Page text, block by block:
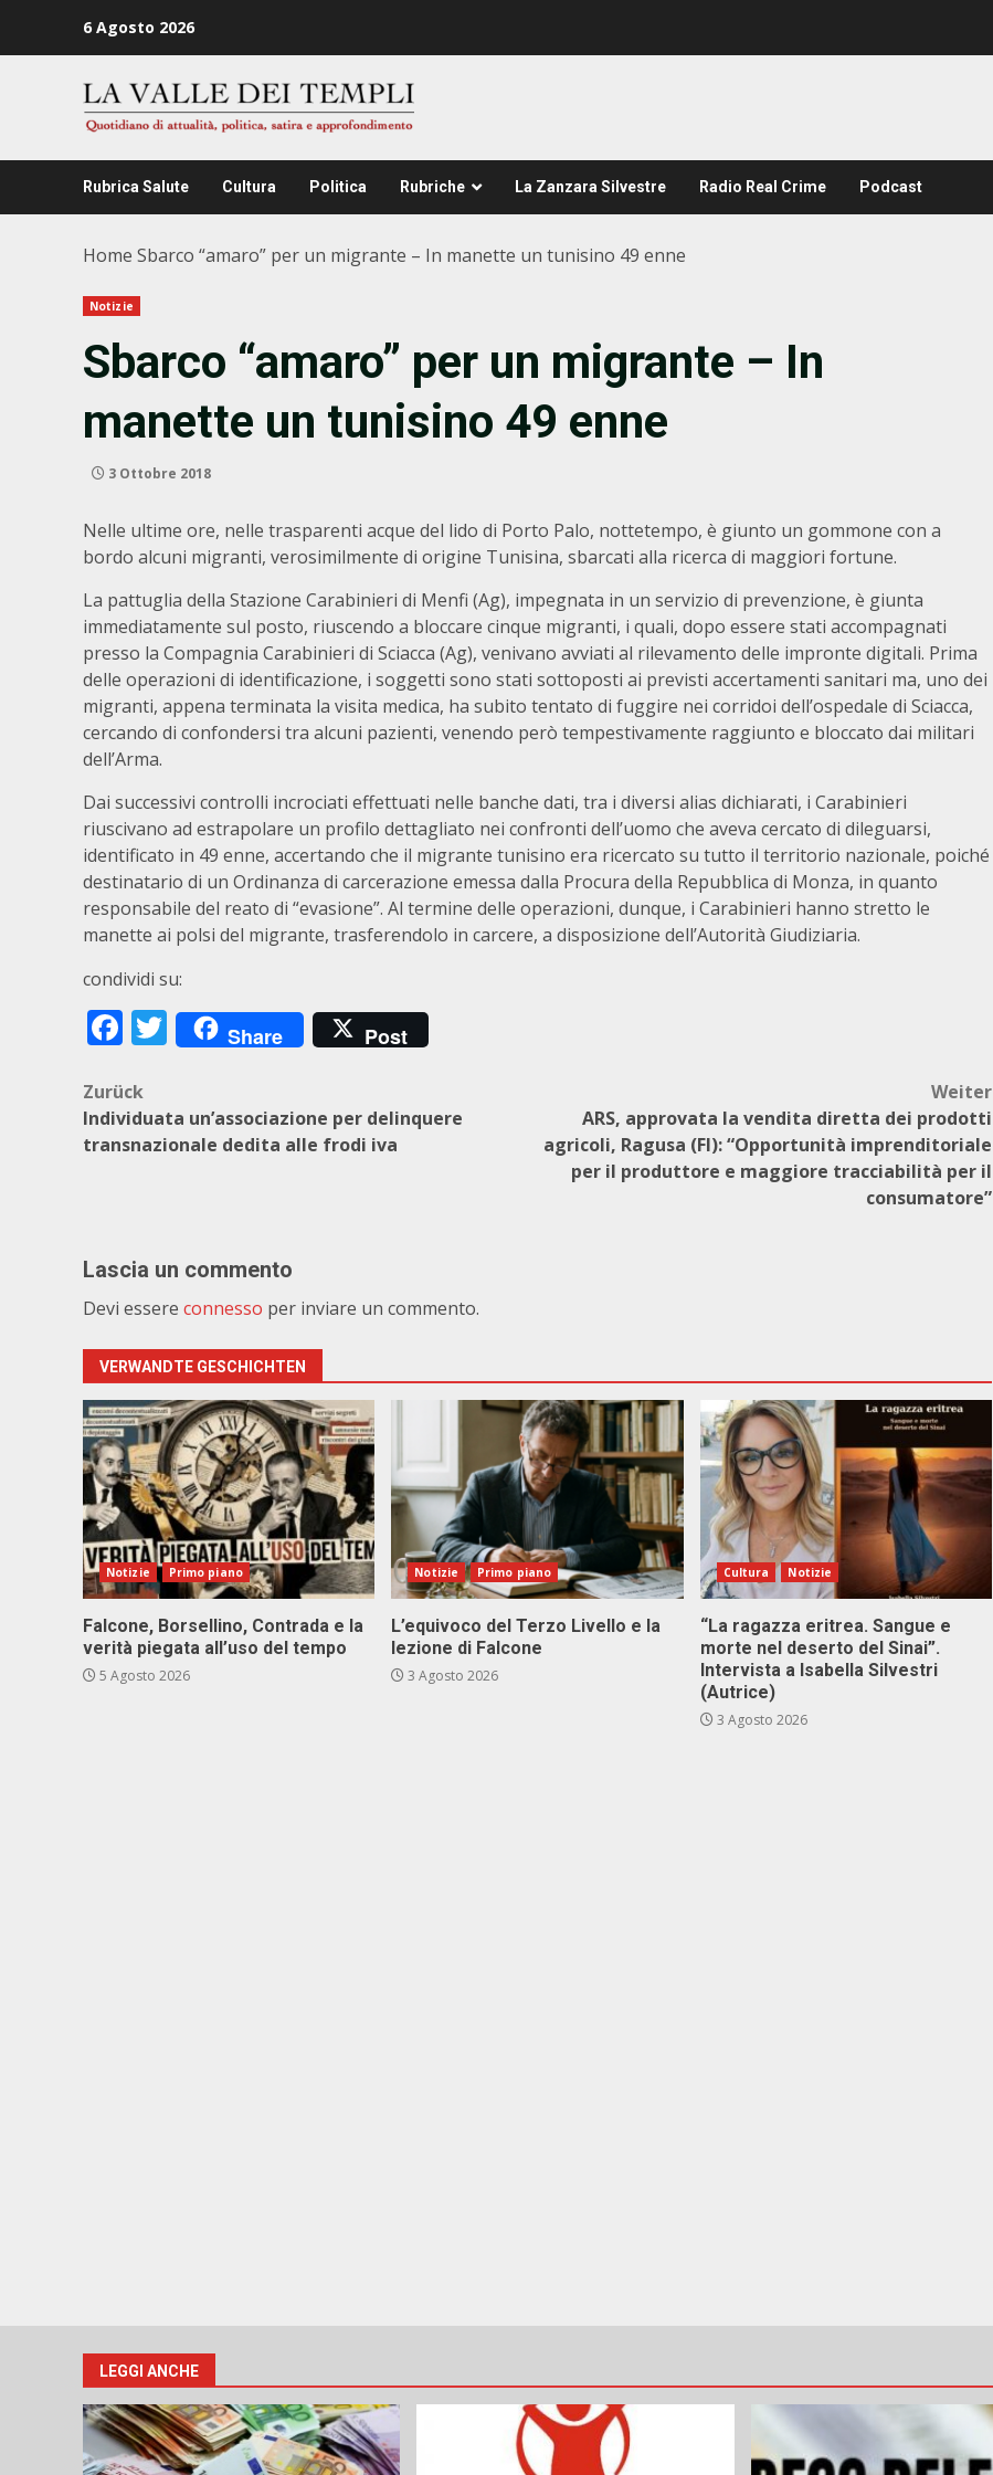
6 Agosto 2026
Rubrica Salute Cultura Politica Rubriche La Zanzara Silvestre Radio Real Crime Podcast
Home Sbarco “amaro” per un migrante – In manette un tunisino 49 enne
Notizie
Sbarco “amaro” per un migrante – In
manette un tunisino 49 enne
3 Ottobre 2018
Nelle ultime ore, nelle trasparenti acque del lido di Porto Palo, nottetempo, è giunto un gommone con a
bordo alcuni migranti, verosimilmente di origine Tunisina, sbarcati alla ricerca di maggiori fortune.
La pattuglia della Stazione Carabinieri di Menfi (Ag), impegnata in un servizio di prevenzione, è giunta
immediatamente sul posto, riuscendo a bloccare cinque migranti, i quali, dopo essere stati accompagnati
presso la Compagnia Carabinieri di Sciacca (Ag), venivano avviati al rilevamento delle impronte digitali. Prima
delle operazioni di identificazione, i soggetti sono stati sottoposti ai previsti accertamenti sanitari ma, uno dei
migranti, appena terminata la visita medica, ha subito tentato di fuggire nei corridoi dell’ospedale di Sciacca,
cercando di confondersi tra alcuni pazienti, venendo però tempestivamente raggiunto e bloccato dai militari
dell’Arma.
Dai successivi controlli incrociati effettuati nelle banche dati, tra i diversi alias dichiarati, i Carabinieri
riuscivano ad estrapolare un profilo dettagliato nei confronti dell’uomo che aveva cercato di dileguarsi,
identificato in 49 enne, accertando che il migrante tunisino era ricercato su tutto il territorio nazionale, poiché
destinatario di un Ordinanza di carcerazione emessa dalla Procura della Repubblica di Monza, in quanto
responsabile del reato di “evasione”. Al termine delle operazioni, dunque, i Carabinieri hanno stretto le
manette ai polsi del migrante, trasferendolo in carcere, a disposizione dell’Autorità Giudiziaria.
condividi su:
Facebook
Twitter
Share Post
Beitragsnavigation
Zurück
Individuata un’associazione per delinquere
transnazionale dedita alle frodi iva
Weiter
ARS, approvata la vendita diretta dei prodotti
agricoli, Ragusa (FI): “Opportunità imprenditoriale
per il produttore e maggiore tracciabilità per il
consumatore”
Lascia un commento
Devi essere connesso per inviare un commento.
VERWANDTE GESCHICHTEN
Notizie Primo piano
Falcone, Borsellino, Contrada e la
verità piegata all’uso del tempo
5 Agosto 2026
Notizie Primo piano
L’equivoco del Terzo Livello e la
lezione di Falcone
3 Agosto 2026
Cultura Notizie
“La ragazza eritrea. Sangue e
morte nel deserto del Sinai”.
Intervista a Isabella Silvestri
(Autrice)
3 Agosto 2026
LEGGI ANCHE